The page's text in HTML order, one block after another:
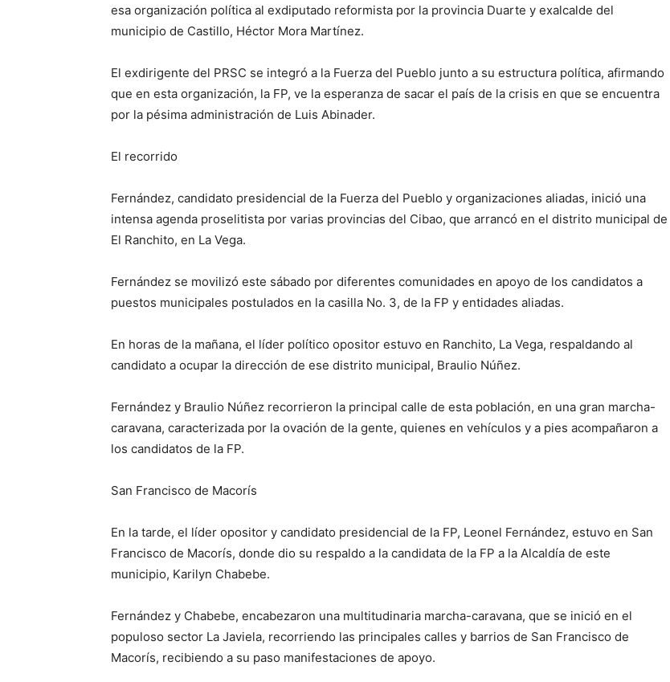
esa organización política al exdiputado reformista por la provincia Duarte y exalcalde del
municipio de Castillo, Héctor Mora Martínez.
El exdirigente del PRSC se integró a la Fuerza del Pueblo junto a su estructura política, afirmando
que en esta organización, la FP, ve la esperanza de sacar el país de la crisis en que se encuentra
por la pésima administración de Luis Abinader.
El recorrido
Fernández, candidato presidencial de la Fuerza del Pueblo y organizaciones aliadas, inició una
intensa agenda proselitista por varias provincias del Cibao, que arrancó en el distrito municipal de
El Ranchito, en La Vega.
Fernández se movilizó este sábado por diferentes comunidades en apoyo de los candidatos a
puestos municipales postulados en la casilla No. 3, de la FP y entidades aliadas.
En horas de la mañana, el líder político opositor estuvo en Ranchito, La Vega, respaldando al
candidato a ocupar la dirección de ese distrito municipal, Braulio Núñez.
Fernández y Braulio Núñez recorrieron la principal calle de esta población, en una gran marcha-
caravana, caracterizada por la ovación de la gente, quienes en vehículos y a pies acompañaron a
los candidatos de la FP.
San Francisco de Macorís
En la tarde, el líder opositor y candidato presidencial de la FP, Leonel Fernández, estuvo en San
Francisco de Macorís, donde dio su respaldo a la candidata de la FP a la Alcaldía de este
municipio, Karilyn Chabebe.
Fernández y Chabebe, encabezaron una multitudinaria marcha-caravana, que se inició en el
populoso sector La Javiela, recorriendo las principales calles y barrios de San Francisco de
Macorís, recibiendo a su paso manifestaciones de apoyo.